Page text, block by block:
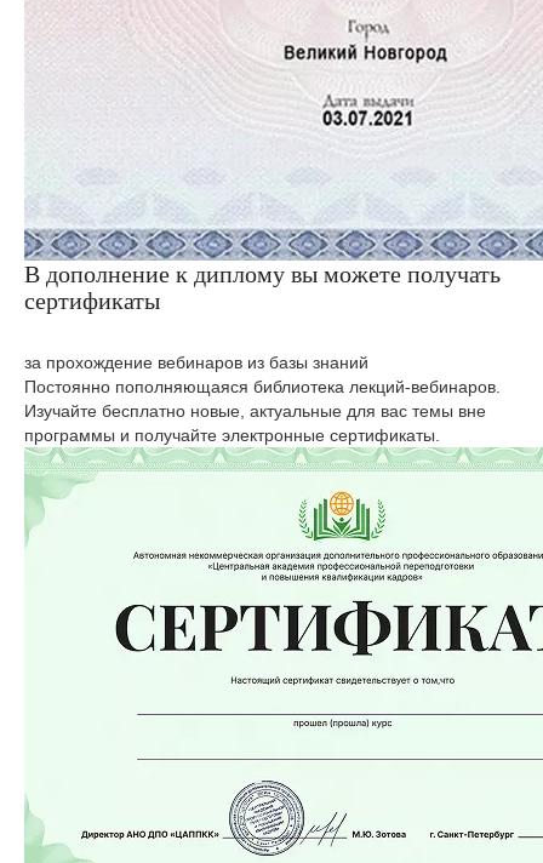
В дополнение к диплому вы можете получать
сертификаты
за прохождение вебинаров из базы знаний
Постоянно пополняющаяся библиотека лекций-вебинаров.
Изучайте бесплатно новые, актуальные для вас темы вне
программы и получайте электронные сертификаты.